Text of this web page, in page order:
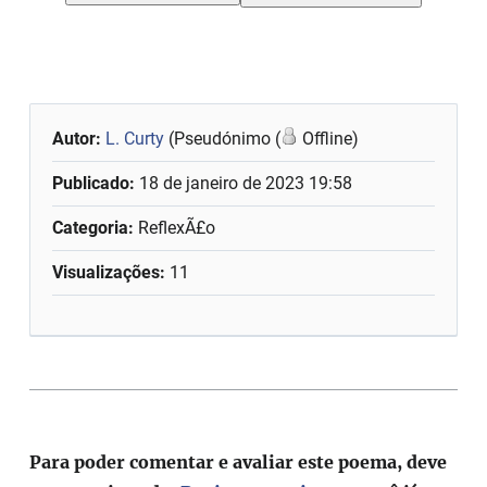
Autor: L. Curty (Pseudónimo ( Offline)
Publicado: 18 de janeiro de 2023 19:58
Categoria: ReflexÃ£o
Visualizações: 11
Para poder comentar e avaliar este poema, deve